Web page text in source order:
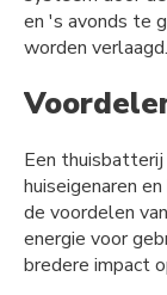
en 's avonds te
worden verlaagd.
Een
huiseigenaren
de voordelen
energie voor
bredere impact